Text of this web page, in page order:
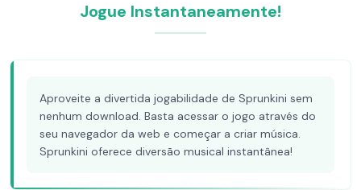
Jogue Instantaneamente!
Aproveite a divertida jogabilidade de Sprunkini sem
nenhum download. Basta acessar o jogo através do
seu navegador da web e começar a criar música.
Sprunkini oferece diversão musical instantânea!